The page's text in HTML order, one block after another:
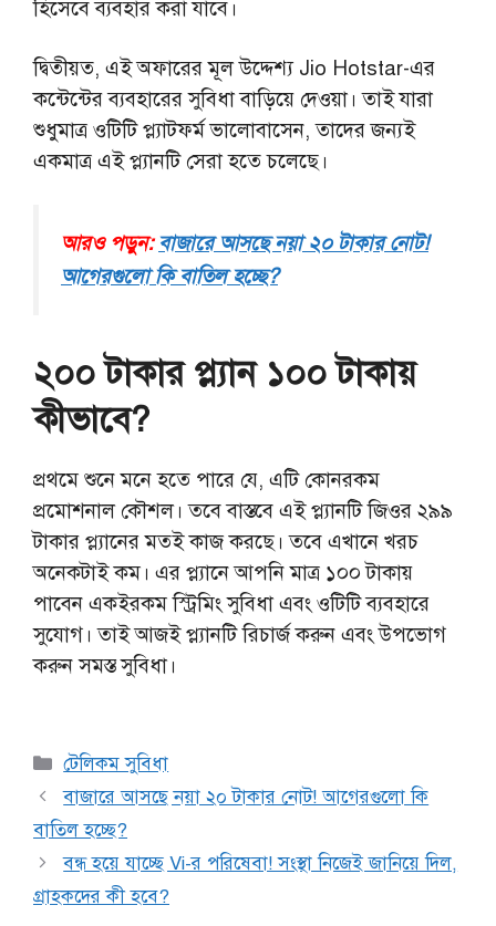
হিসেবে ব্যবহার করা যাবে।
দ্বিতীয়ত, এই অফারের মূল উদ্দেশ্য Jio Hotstar-এর
কন্টেন্টের ব্যবহারের সুবিধা বাড়িয়ে দেওয়া। তাই যারা
শুধুমাত্র ওটিটি প্ল্যাটফর্ম ভালোবাসেন, তাদের জন্যই
একমাত্র এই প্ল্যানটি সেরা হতে চলেছে।
আরও পড়ুন:বাজারে আসছে নয়া ২০ টাকার নোট!
আগেরগুলো কি বাতিল হচ্ছে?
২০০ টাকার প্ল্যান ১০০ টাকায়
কীভাবে?
প্রথমে শুনে মনে হতে পারে যে, এটি কোনরকম
প্রমোশনাল কৌশল। তবে বাস্তবে এই প্ল্যানটি জিওর ২৯৯
টাকার প্ল্যানের মতই কাজ করছে। তবে এখানে খরচ
অনেকটাই কম। এর প্ল্যানে আপনি মাত্র ১০০ টাকায়
পাবেন একইরকম স্ট্রিমিং সুবিধা এবং ওটিটি ব্যবহারে
সুযোগ। তাই আজই প্ল্যানটি রিচার্জ করুন এবং উপভোগ
করুন সমস্ত সুবিধা।
Categories
টেলিকম সুবিধা
বাজারে আসছে নয়া ২০ টাকার নোট! আগেরগুলো কি
বাতিল হচ্ছে?
বন্ধ হয়ে যাচ্ছে Vi-র পরিষেবা! সংস্থা নিজেই জানিয়ে দিল,
গ্রাহকদের কী হবে?